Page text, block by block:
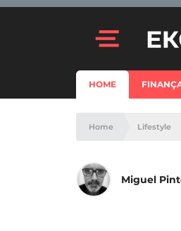
HOME
Home Lifestyle
Miguel